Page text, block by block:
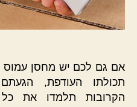
אם גם לכם יש מחסן עמוס
תכולתו העודפת,
הקרובות תלמדו את